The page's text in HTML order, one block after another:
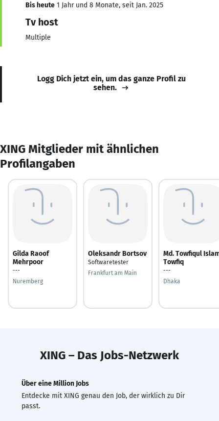
Bis heute 1 Jahr und 8 Monate, seit Jan. 2025
Tv host
Multiple
Logg Dich jetzt ein, um das ganze Profil zu
sehen.
XING Mitglieder mit ähnlichen
Profilangaben
Gilda Raoof
Mehrpoor
---
Nuremberg
Oleksandr Bortsov
Softwaretester
Frankfurt am Main
Md. Towfiqul
Towfiq
---
Dhaka
XING – Das Jobs-Netzwerk
Über eine Million Jobs
Entdecke mit XING genau den Job, der wirklich zu Dir
passt.